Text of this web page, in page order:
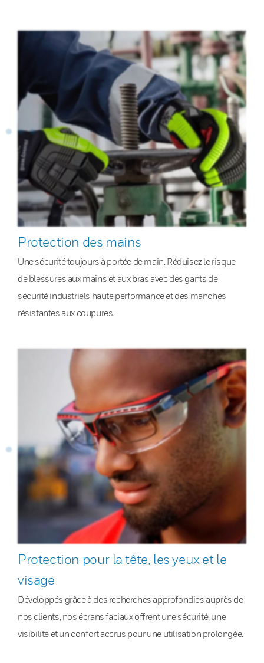
Protection des mains
Une sécurité toujours à portée de main. Réduisez le risque
de blessures aux mains et aux bras avec des gants de
sécurité industriels haute performance et des manches
résistantes aux coupures.
Protection pour la tête, les yeux et le
visage
Développés grâce à des recherches approfondies auprès de
nos clients, nos écrans faciaux offrent une sécurité, une
visibilité et un confort accrus pour une utilisation prolongée.